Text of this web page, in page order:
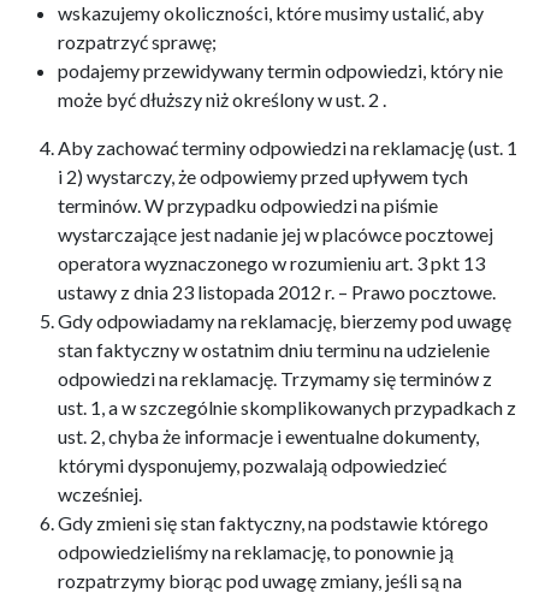
wskazujemy okoliczności, które musimy ustalić, aby
rozpatrzyć sprawę;
podajemy przewidywany termin odpowiedzi, który nie
może być dłuższy niż określony w ust. 2 .
Aby zachować terminy odpowiedzi na reklamację (ust. 1
i 2) wystarczy, że odpowiemy przed upływem tych
terminów. W przypadku odpowiedzi na piśmie
wystarczające jest nadanie jej w placówce pocztowej
operatora wyznaczonego w rozumieniu art. 3 pkt 13
ustawy z dnia 23 listopada 2012 r. – Prawo pocztowe.
Gdy odpowiadamy na reklamację, bierzemy pod uwagę
stan faktyczny w ostatnim dniu terminu na udzielenie
odpowiedzi na reklamację. Trzymamy się terminów z
ust. 1, a w szczególnie skomplikowanych przypadkach z
ust. 2, chyba że informacje i ewentualne dokumenty,
którymi dysponujemy, pozwalają odpowiedzieć
wcześniej.
Gdy zmieni się stan faktyczny, na podstawie którego
odpowiedzieliśmy na reklamację, to ponownie ją
rozpatrzymy biorąc pod uwagę zmiany, jeśli są na